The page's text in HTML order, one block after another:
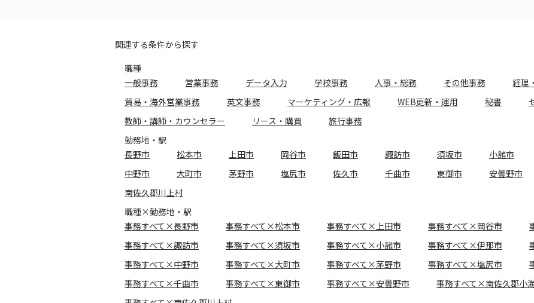
関連する条件から探す
職種
一般事務
営業事務 データ入力 学校事務 人事・総務 その他事務 経理
貿易・海外営業事務
英文事務 マーケティング・広報 WEB更新・運用 秘書
教師・講師・カウンセラー
リース・購買
旅行事務
勤務地・駅
長野市
松本市 上田市 岡谷市 飯田市 諏訪市 須坂市 小諸市
中野市
大町市 茅野市 塩尻市 佐久市 千曲市 東御市 安曇野市
南佐久郡川上村
職種×勤務地・駅
事務すべて×長野市
事務すべて×松本市 事務すべて×上田市 事務すべて×岡谷市
事務すべて×諏訪市
事務すべて×須坂市 事務すべて×小諸市 事務すべて×伊那市
事務すべて×中野市
事務すべて×大町市 事務すべて×茅野市 事務すべて×塩尻市
事務すべて×千曲市
事務すべて×東御市 事務すべて×安曇野市
事務すべて×南佐久郡小